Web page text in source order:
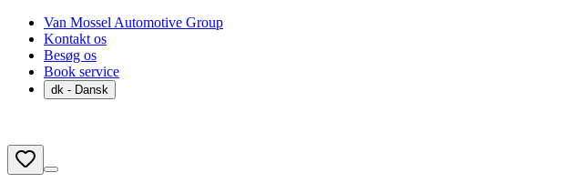
Van Mossel Automotive Group
Kontakt os
Besøg os
Book service
dk - Dansk